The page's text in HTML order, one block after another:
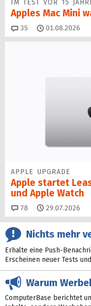
IM TEST VOR 15
Apples Mac Mini
35 Kommentare
01.08.2026
APPLE UPGRADE
Apple startet
und Apple Watch
78 Kommentare
29.07.2026
Nichts mehr
Erhalte eine Push-
Erscheinen neuer Tests
Warum
ComputerBase berichtet